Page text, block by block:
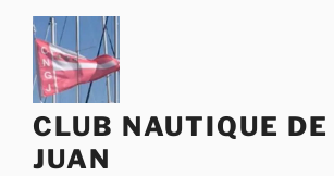
Aller
contenu
principal
CLUB NAUTIQUE DE
JUAN